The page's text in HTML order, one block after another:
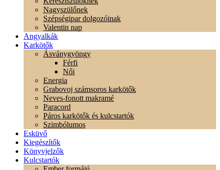
Nagyszülőnek
Szépségipar dolgozóinak
Valentin nap
Angyalkák
Karkötők
Ásványgyöngy
Férfi
Női
Energia
Grabovoj számsoros karkötők
Neves-fonott makramé
Paracord
Páros karkötők és kulcstartók
Szimbólumos
Esküvő
Kiegészítők
Könyvjelzők
Kulcstartók